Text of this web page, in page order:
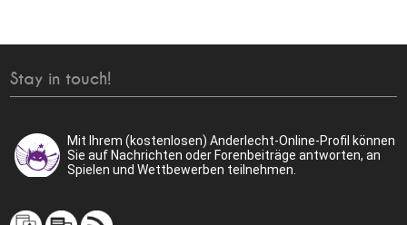
Stay in touch!
Mit Ihrem (kostenlosen) Anderlecht-Online-Profil können
Sie auf Nachrichten oder Forenbeiträge antworten, an
Spielen und Wettbewerben teilnehmen.